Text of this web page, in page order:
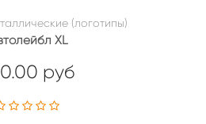
(логотипы)
XL
руб